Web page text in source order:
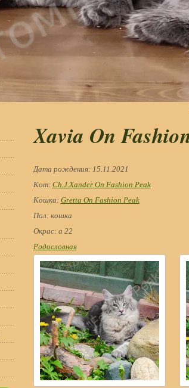
Xavia On
Дата рождения: 15.11.2021
Кот: Ch.J.Xander On Fashion Peak
Кошка: Gretta On Fashion Peak
Пол: кошка
Окрас: a 22
Родословная